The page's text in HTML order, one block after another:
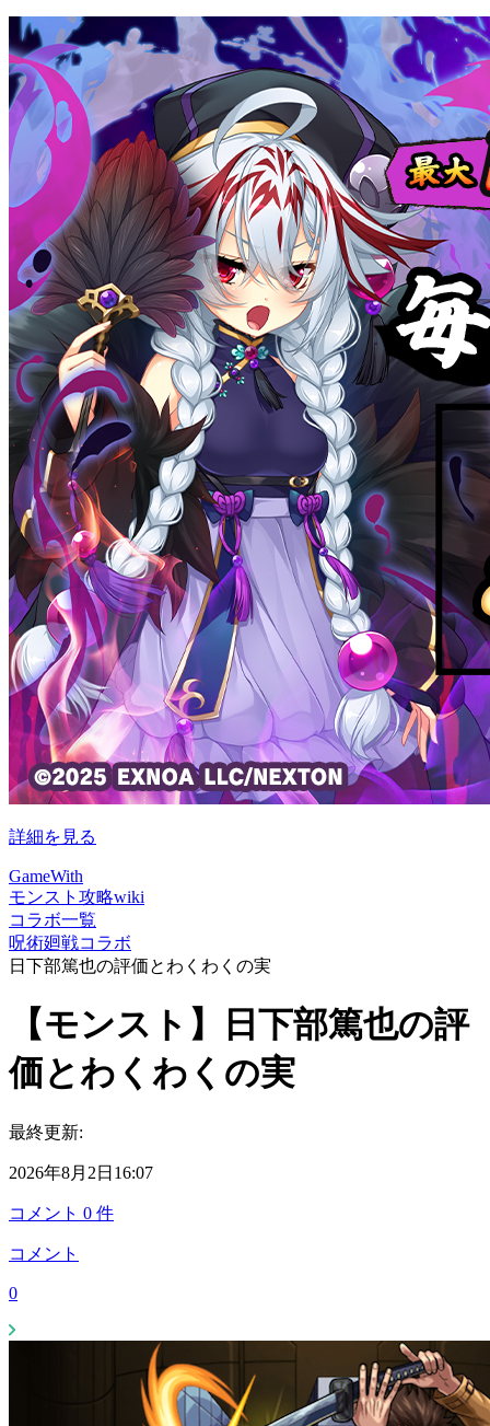
詳細を見る
GameWith
モンスト攻略wiki
コラボ一覧
呪術廻戦コラボ
日下部篤也の評価とわくわくの実
【モンスト】日下部篤也の評
価とわくわくの実
最終更新:
2026年8月2日16:07
コメント 0 件
コメント
0